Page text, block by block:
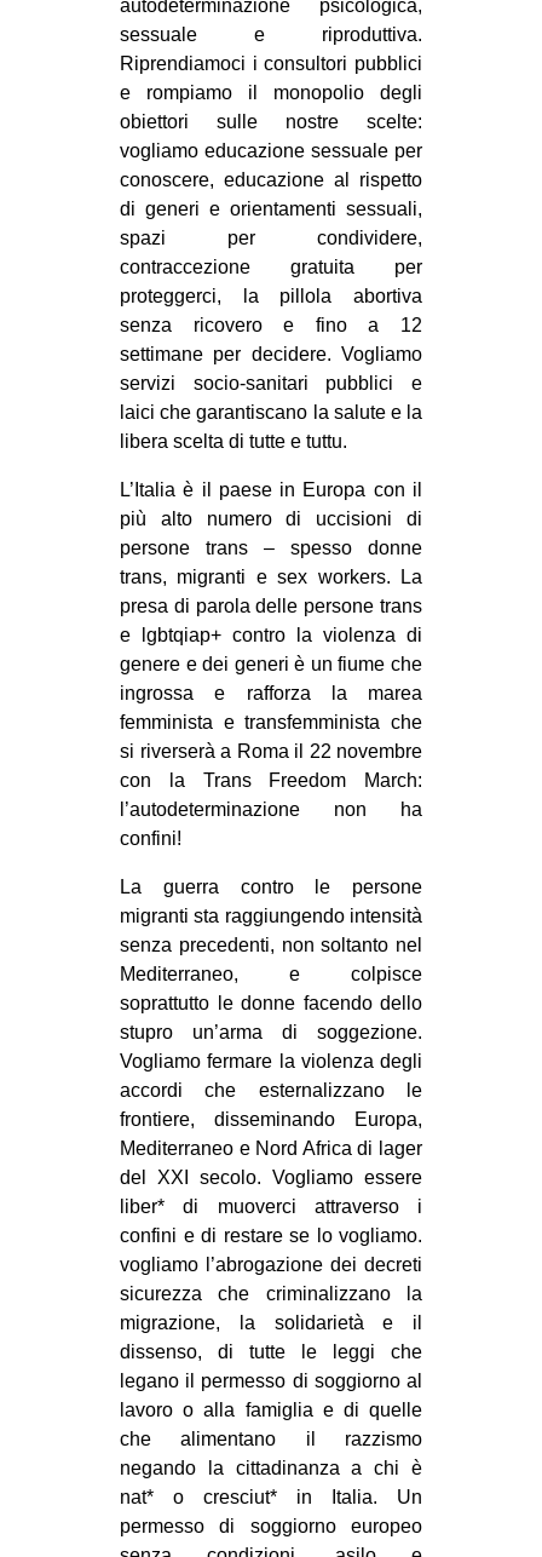
autodeterminazione psicologica,
sessuale e riproduttiva.
Riprendiamoci i consultori pubblici
e rompiamo il monopolio degli
obiettori sulle nostre scelte:
vogliamo educazione sessuale per
conoscere, educazione al rispetto
di generi e orientamenti sessuali,
spazi per condividere,
contraccezione gratuita per
proteggerci, la pillola abortiva
senza ricovero e fino a 12
settimane per decidere. Vogliamo
servizi socio-sanitari pubblici e
laici che garantiscano la salute e la
libera scelta di tutte e tuttu.
L’Italia è il paese in Europa con il
più alto numero di uccisioni di
persone trans ‒ spesso donne
trans, migranti e sex workers. La
presa di parola delle persone trans
e lgbtqiap+ contro la violenza di
genere e dei generi è un fiume che
ingrossa e rafforza la marea
femminista e transfemminista che
si riverserà a Roma il 22 novembre
con la Trans Freedom March:
l’autodeterminazione non ha
confini!
La guerra contro le persone
migranti sta raggiungendo intensità
senza precedenti, non soltanto nel
Mediterraneo, e colpisce
soprattutto le donne facendo dello
stupro un’arma di soggezione.
Vogliamo fermare la violenza degli
accordi che esternalizzano le
frontiere, disseminando Europa,
Mediterraneo e Nord Africa di lager
del XXI secolo. Vogliamo essere
liber* di muoverci attraverso i
confini e di restare se lo vogliamo.
vogliamo l’abrogazione dei decreti
sicurezza che criminalizzano la
migrazione, la solidarietà e il
dissenso, di tutte le leggi che
legano il permesso di soggiorno al
lavoro o alla famiglia e di quelle
che alimentano il razzismo
negando la cittadinanza a chi è
nat* o cresciut* in Italia. Un
permesso di soggiorno europeo